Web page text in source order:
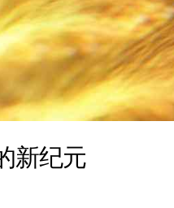
新纪元